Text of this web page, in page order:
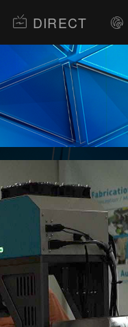
DIRECT